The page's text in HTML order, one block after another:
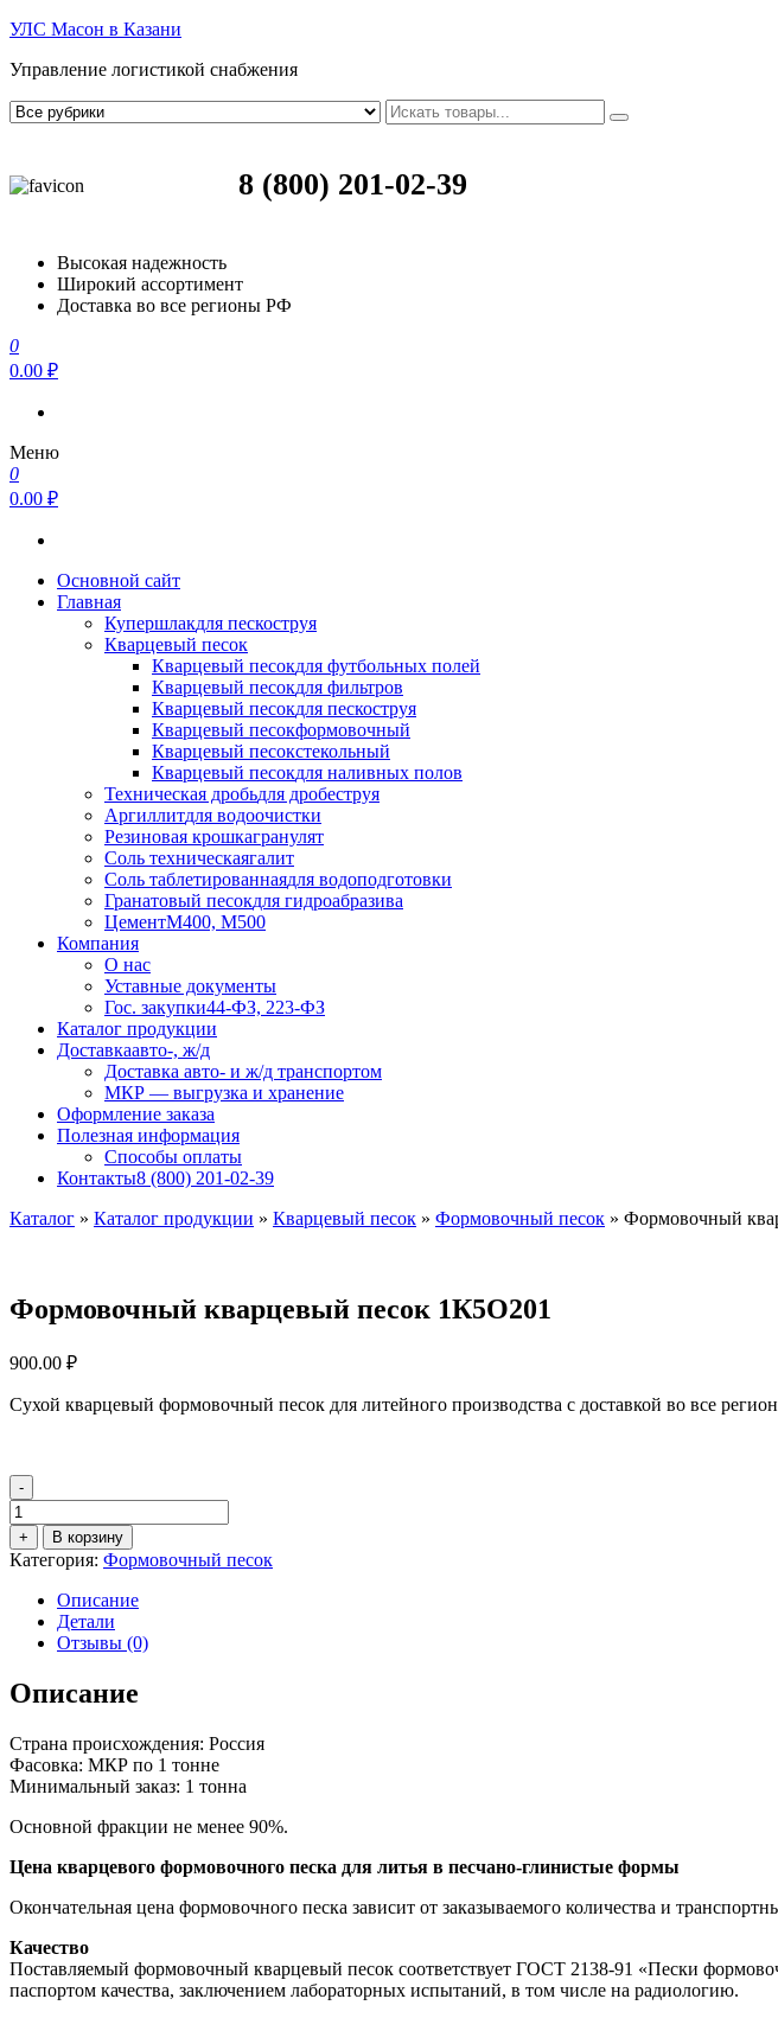
УЛС Масон в Казани
Управление логистикой снабжения
8 (800) 201-02-39
Высокая надежность
Широкий ассортимент
Доставка во все регионы РФ
0
0.00 ₽
Меню
0
0.00 ₽
Основной сайт
Главная
Купершлакдля пескоструя
Кварцевый песок
Кварцевый песокдля футбольных полей
Кварцевый песокдля фильтров
Кварцевый песокдля пескоструя
Кварцевый песокформовочный
Кварцевый песокстекольный
Кварцевый песокдля наливных полов
Техническая дробьдля дробеструя
Аргиллитдля водоочистки
Резиновая крошкагранулят
Соль техническаягалит
Соль таблетированнаядля водоподготовки
Гранатовый песокдля гидроабразива
ЦементМ400, М500
Компания
О нас
Уставные документы
Гос. закупки44-ФЗ, 223-ФЗ
Каталог продукции
Доставкаавто-, ж/д
Доставка авто- и ж/д транспортом
МКР — выгрузка и хранение
Оформление заказа
Полезная информация
Способы оплаты
Контакты8 (800) 201-02-39
Каталог » Каталог продукции » Кварцевый песок » Формовочный песок » Формовочный
Формовочный кварцевый песок 1К5О201
900.00 ₽
Сухой кварцевый формовочный песок для литейного производства с доставкой во все
-
Количество
товара
Формовочный
кварцевый
песок
1К5О201
+ В корзину
Категория: Формовочный песок
Описание
Детали
Отзывы (0)
Описание
Страна происхождения: Россия
Фасовка: МКР по 1 тонне
Минимальный заказ: 1 тонна
Основной фракции не менее 90%.
Цена кварцевого формовочного песка для литья в песчано-глинистые формы
Окончательная цена формовочного песка зависит от заказываемого количества и
Качество
Поставляемый формовочный кварцевый песок соответствует ГОСТ 2138-91 «Пески
паспортом качества, заключением лабораторных испытаний, в том числе на радиологию.